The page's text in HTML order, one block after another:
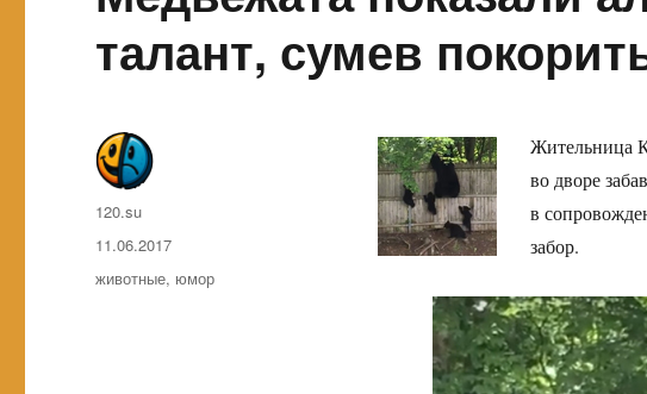
талант, сумев
Жительница
во дворе
в
забор.
Автор
120.su
Опубликовано
11.06.2017
Метки
животные, юмор